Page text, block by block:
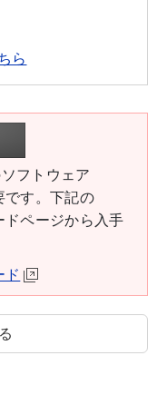
ら
フトウェア
です。下記の
ページから入手
ド